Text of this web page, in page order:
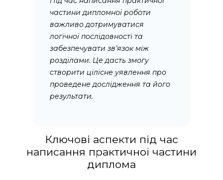
частини дипломної роботи
важливо дотримуватися
логічної послідовності та
забезпечувати зв’язок між
розділами. Це дасть змогу
створити цілісне уявлення про
проведене дослідження та його
результати.
Ключові аспекти під час
написання практичної частини
диплома